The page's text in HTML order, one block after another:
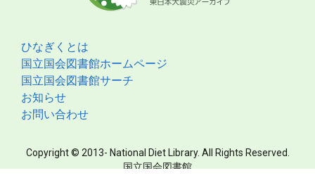
ひなぎくとは
国立国会図書館ホームページ
国立国会図書館サーチ
お知らせ
お問い合わせ
Copyright © 2013- National Diet Library. All Rights Reserved.